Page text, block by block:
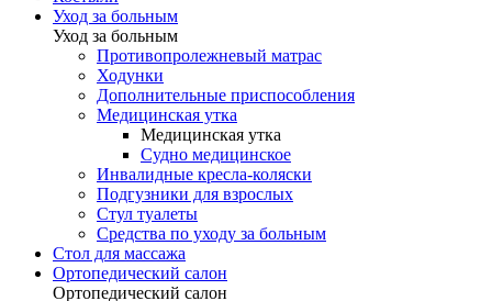
Уход за больным
Уход за больным
Противопролежневый матрас
Ходунки
Дополнительные приспособления
Медицинская утка
Медицинская утка
Судно медицинское
Инвалидные кресла-коляски
Подгузники для взрослых
Стул туалеты
Средства по уходу за больным
Cтол для массажа
Ортопедический салон
Ортопедический салон